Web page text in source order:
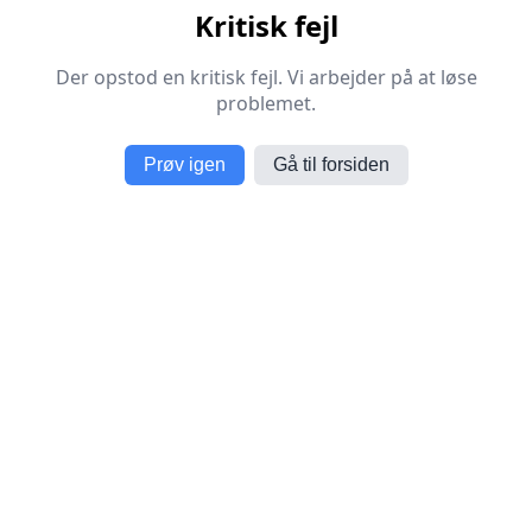
Kritisk fejl
Der opstod en kritisk fejl. Vi arbejder på at løse
problemet.
Prøv igen Gå til forsiden